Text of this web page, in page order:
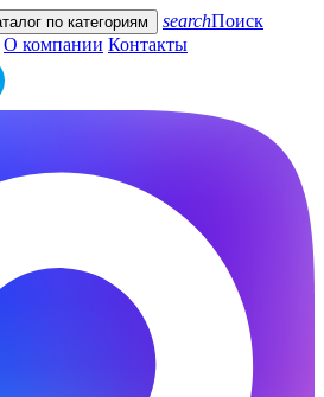
по категориям searchПоиск
О компании Контакты